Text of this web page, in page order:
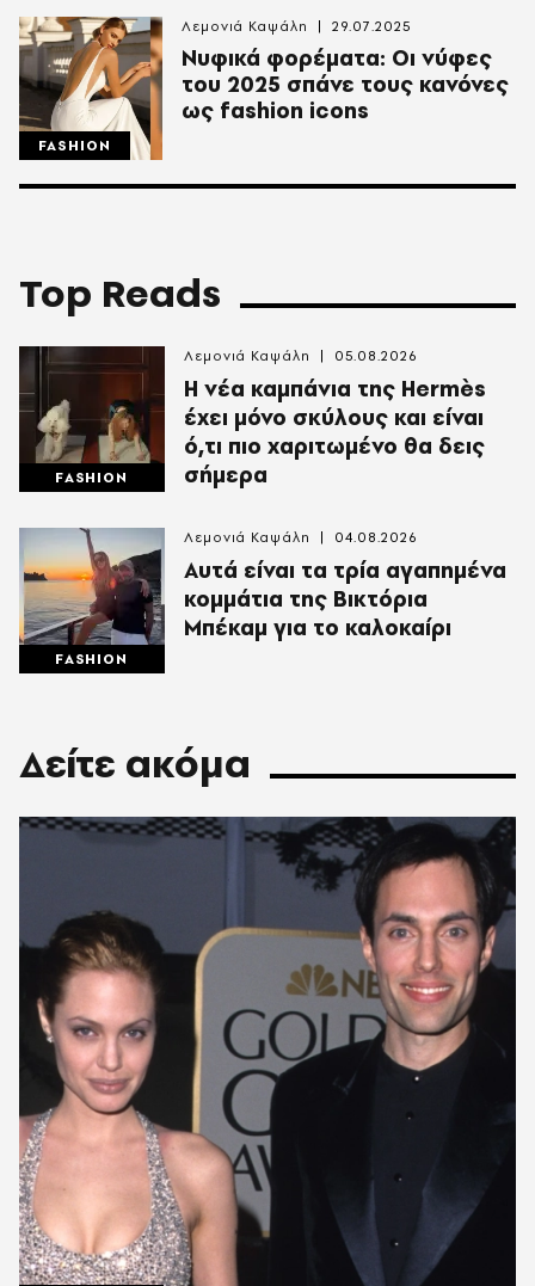
FASHION
Νυφικά φορέματα: Οι νύφες
του 2025 σπάνε τους κανόνες
ως fashion icons
Λεμονιά Καψάλη 29.07.2025
Top Reads
FASHION
Η νέα καμπάνια της Hermès
έχει μόνο σκύλους και είναι
ό,τι πιο χαριτωμένο θα δεις
σήμερα
Λεμονιά Καψάλη 05.08.2026
FASHION
Αυτά είναι τα τρία αγαπημένα
κομμάτια της Βικτόρια
Μπέκαμ για το καλοκαίρι
Λεμονιά Καψάλη 04.08.2026
Δείτε ακόμα